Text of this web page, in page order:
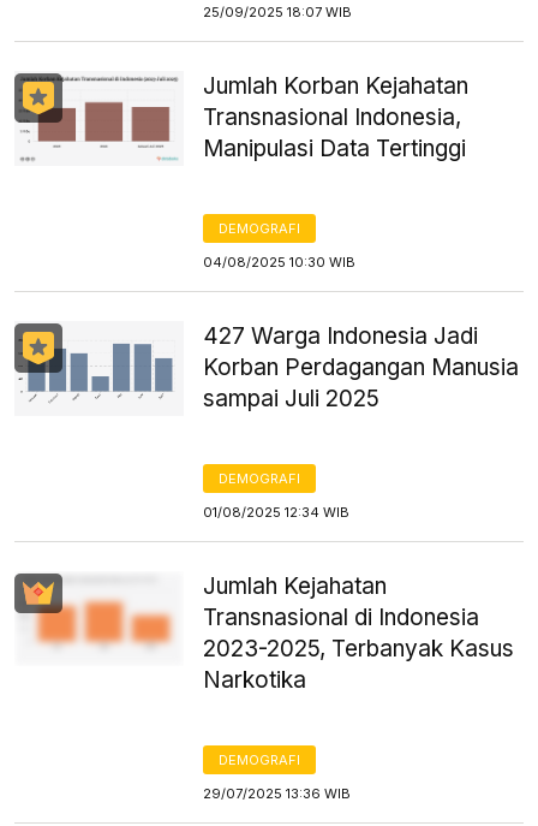
25/09/2025 18:07 WIB
Jumlah Korban Kejahatan
Transnasional Indonesia,
Manipulasi Data Tertinggi
DEMOGRAFI
04/08/2025 10:30 WIB
427 Warga Indonesia Jadi
Korban Perdagangan Manusia
sampai Juli 2025
DEMOGRAFI
01/08/2025 12:34 WIB
Jumlah Kejahatan
Transnasional di Indonesia
2023-2025, Terbanyak Kasus
Narkotika
DEMOGRAFI
29/07/2025 13:36 WIB